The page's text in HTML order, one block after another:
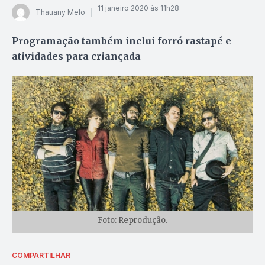
Thauany Melo 11 janeiro 2020 às 11h28
Programação também inclui forró rastapé e
atividades para criançada
Foto: Reprodução.
COMPARTILHAR